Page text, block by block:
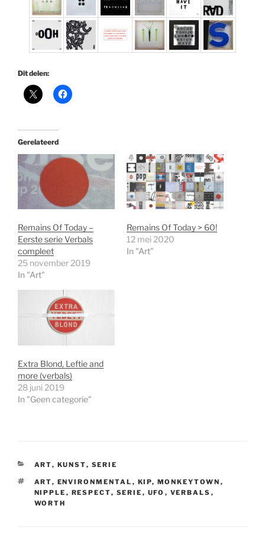
Dit delen:
Gerelateerd
Remains Of Today –
Eerste serie Verbals
compleet
25 november 2019
In "Art"
Remains Of Today > 60!
12 mei 2020
In "Art"
Extra Blond, Leftie and
more (verbals)
28 juni 2019
In "Geen categorie"
CATEGORIEËN
ART, KUNST, SERIE
TAGS
ART, ENVIRONMENTAL , KIP, MONKEYTOWN ,
NIPPLE , RESPECT, SERIE , UFO , VERBALS ,
WORTH